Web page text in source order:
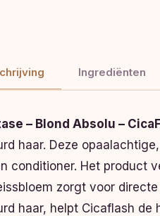
Ingrediënten
– Blond Absolu –
haar. Deze
conditioner. Het product
zorgt voor
haar, helpt Cicaflash